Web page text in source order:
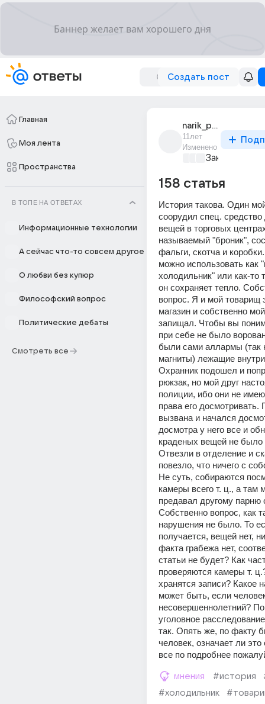
Создать пост
Главная
Моя лента
Пространства
В ТОПЕ НА ОТВЕТАХ
Информационные технологии
А сейчас что-то совсем другое
О любви без купюр
Философский вопрос
Политические дебаты
Смотреть все
narik_pokhodu
11лет
Изменено
Закон и
158 статья
История такова. Один
соорудил спец.
вещей в торговых
называемый "броник",
фальги, скотча и
можно использовать как
холодильник" или как-то
он сохраняет тепло.
вопрос. Я и мой товарищ
магазин и собственно
запищал. Чтобы вы
при себе не было
были сами аллармы (так
магниты) лежащие
Охранник подошел и
рюкзак, но мой друг
полиции, ибо они не
права его
вызвана и начался
досмотра у него все и
краденых вещей не было
Отвезли в отделение и
повезло, что ничего с
Не суть, собираются
камеры всего т. ц., а там
предавал другому парню
Собственно вопрос, как
нарушения не было. То
получается, вещей нет,
факта грабежа нет,
статьи не будет? Как
проверяются камеры т.
хранятся записи? Какое
может быть, если
несовершеннолетний?
уголовное
так. Опять же, по факту
человек, означает ли
все по подробнее
мнения #история
#холодильник